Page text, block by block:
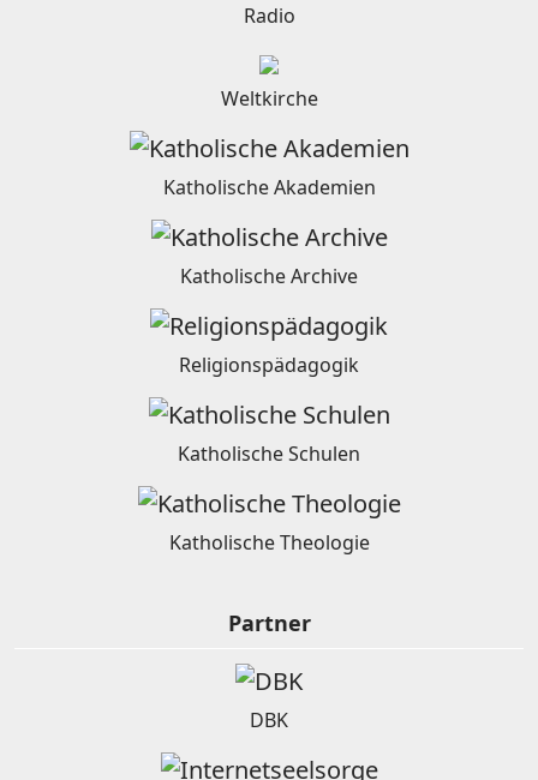
Radio
Weltkirche
Katholische Akademien
Katholische Archive
Religionspädagogik
Katholische Schulen
Katholische Theologie
Partner
DBK